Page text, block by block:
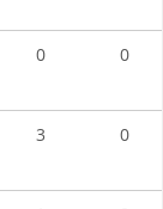
0 0
3 0